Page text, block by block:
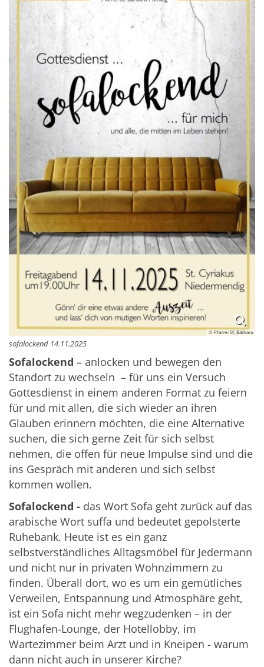
© Pfarrei St. Barbara
sofalockend 14.11.2025
Sofalockend – anlocken und bewegen den
Standort zu wechseln – für uns ein Versuch
Gottesdienst in einem anderen Format zu feiern
für und mit allen, die sich wieder an ihren
Glauben erinnern möchten, die eine Alternative
suchen, die sich gerne Zeit für sich selbst
nehmen, die offen für neue Impulse sind und die
ins Gespräch mit anderen und sich selbst
kommen wollen.
Sofalockend - das Wort Sofa geht zurück auf das
arabische Wort suffa und bedeutet gepolsterte
Ruhebank. Heute ist es ein ganz
selbstverständliches Alltagsmöbel für Jedermann
und nicht nur in privaten Wohnzimmern zu
finden. Überall dort, wo es um ein gemütliches
Verweilen, Entspannung und Atmosphäre geht,
ist ein Sofa nicht mehr wegzudenken – in der
Flughafen-Lounge, der Hotellobby, im
Wartezimmer beim Arzt und in Kneipen - warum
dann nicht auch in unserer Kirche?